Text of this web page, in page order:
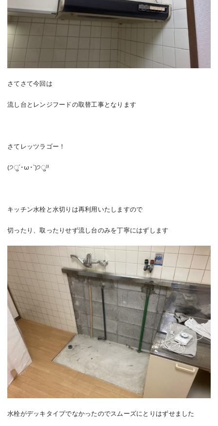
さてさて今回は
流し台とレンジフードの取替工事となります
さてレッツラゴー！
(੭ु´･ω･`)੭ु⁾⁾
キッチン水栓と水切りは再利用いたしますので
切ったり、取ったりせず流し台のみを丁寧にはずします
水栓がデッキタイプでなかったのでスムーズにとりはずせました